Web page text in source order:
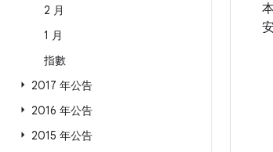
2 月
1 月
指數
2017 年公告
2016 年公告
2015 年公告